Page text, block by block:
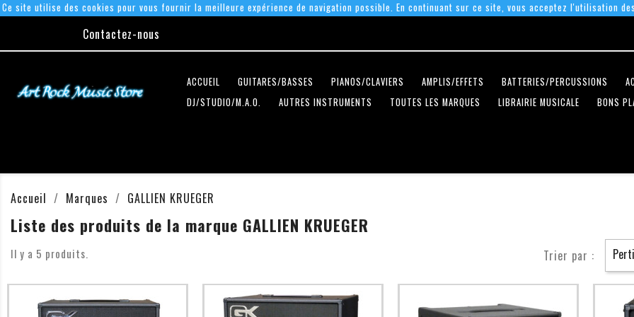
Ce site utilise des cookies pour vous fournir la meilleure expérience de navigation possible. En continuant sur ce site, vous acceptez l'utilisation
Contactez-nous
ACCUEIL GUITARES/BASSES PIANOS/CLAVIERS AMPLIS/EFFETS BATTERIES/PERCUSSIONS
DJ/STUDIO/M.A.O.
AUTRES INSTRUMENTS TOUTES LES MARQUES LIBRAIRIE MUSICALE BONS
Accueil Marques GALLIEN KRUEGER
Liste des produits de la marque GALLIEN KRUEGER
Il y a 5 produits. Trier par :